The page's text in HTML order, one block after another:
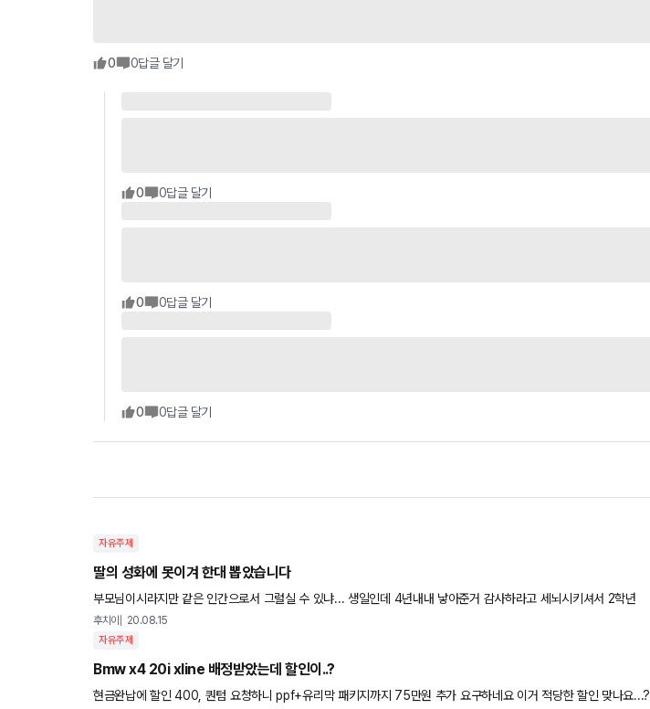
0 0답글 달기
0 0답글 달기
0 0답글 달기
0 0답글 달기
자유주제
딸의 성화에 못이겨 한대 뽑았습니다
부모님이시라지만 같은 인간으로서 그럴실 수 있냐... 생일인데 4년내내 낳아준거 감사하라고 세뇌시키셔서 2학년
때부터 미역국 끓이는거 가르치고 대령하게하시고 잡채랑 나물 무치는걸 가르쳤서 지금까지 잘
후치이 20.08.15
자유주제
Bmw x4 20i xline 배정받았는데 할인이..?
현금완납에 할인 400, 퀀텀 요청하니 ppf+유리막 패키지까지 75만원 추가 요구하네요 이거 적당한 할인 맞나요...?